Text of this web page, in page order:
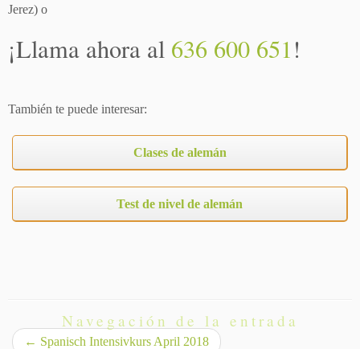
Jerez) o
¡Llama ahora al 636 600 651!
También te puede interesar:
Clases de alemán
Test de nivel de alemán
Navegación de la entrada
← Spanisch Intensivkurs April 2018